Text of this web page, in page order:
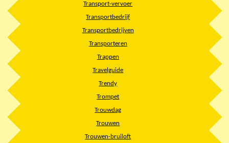
Transport-vervoer
Transportbedrijf
Transportbedrijven
Transporteren
Trappen
Travelguide
Trendy
Trompet
Trouwdag
Trouwen
Trouwen-bruiloft